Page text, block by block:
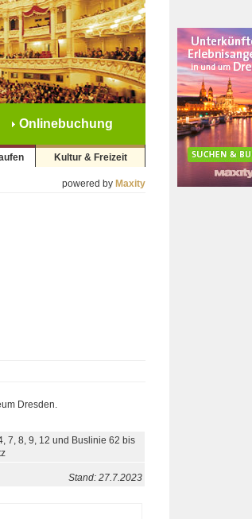
Onlinebuchung
Kultur & Freizeit
powered by Maxity
Dresden.
7, 8, 9, 12 und Buslinie 62 bis
Stand: 27.7.2023